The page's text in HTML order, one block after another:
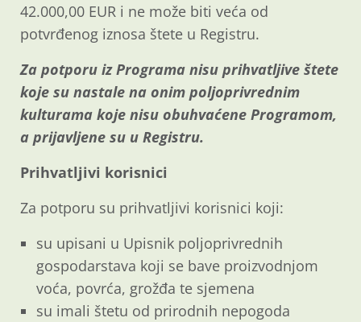
42.000,00 EUR i ne može biti veća od
potvrđenog iznosa štete u Registru.
Za potporu iz Programa nisu prihvatljive štete
koje su nastale na onim poljoprivrednim
kulturama koje nisu obuhvaćene Programom,
a prijavljene su u Registru.
Prihvatljivi korisnici
Za potporu su prihvatljivi korisnici koji:
su upisani u Upisnik poljoprivrednih
gospodarstava koji se bave proizvodnjom
voća, povrća, grožđa te sjemena
su imali štetu od prirodnih nepogoda